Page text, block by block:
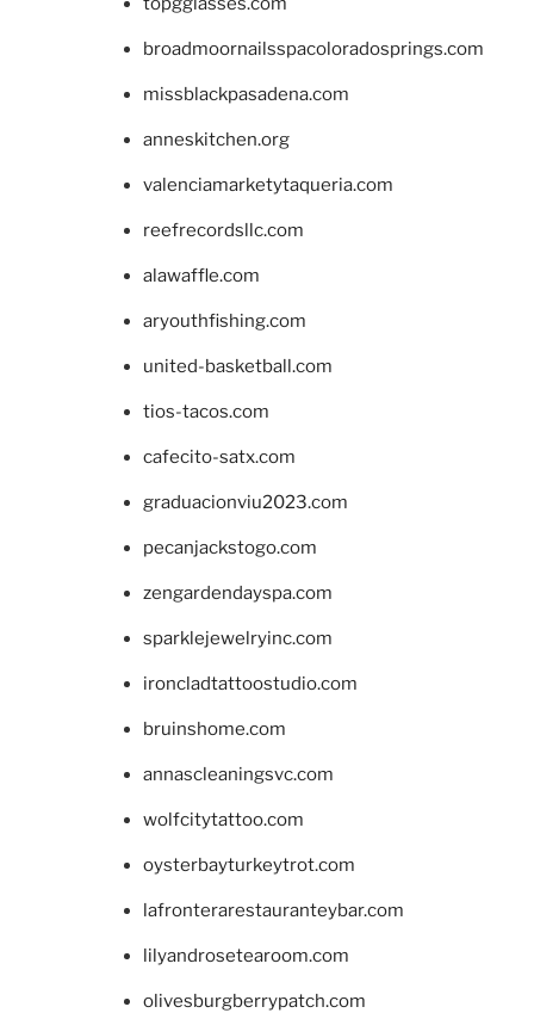
broadmoornailsspacoloradosprings.com
missblackpasadena.com
anneskitchen.org
valenciamarketytaqueria.com
reefrecordsllc.com
alawaffle.com
aryouthfishing.com
united-basketball.com
tios-tacos.com
cafecito-satx.com
graduacionviu2023.com
pecanjackstogo.com
zengardendayspa.com
sparklejewelryinc.com
ironcladtattoostudio.com
bruinshome.com
annascleaningsvc.com
wolfcitytattoo.com
oysterbayturkeytrot.com
lafronterarestauranteybar.com
lilyandrosetearoom.com
olivesburgberrypatch.com